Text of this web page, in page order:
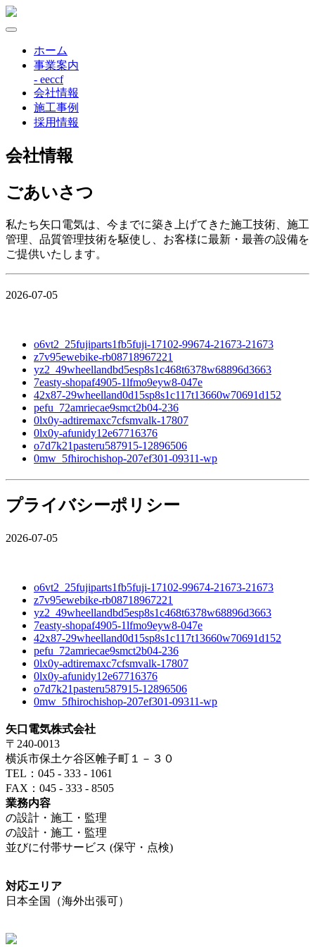
ホーム
事業案内
- eeccf
会社情報
施工事例
採用情報
会社情報
ごあいさつ
私たち矢口電気は、今までに築き上げてきた施工技術、施工
管理、品質管理技術を駆使し、お客様に最新・最善の設備を
ご提供いたします。
2026-07-05
o6vt2_25fujiparts1fb5fuji-17102-99674-21673-21673
z7v95ewebike-rb08718967221
yz2_49wheellandbd5esp8s1c468t6378w68896d3663
7easty-shopaf4905-1lfmo9eyw8-047e
42x87-29wheelland0d15sp8s1c117t13660w70691d152
pefu_72amriecae9smct2b04-236
0lx0y-adtiremaxc7cfsmvalk-17807
0lx0y-afunidy12e67716376
o7d7k21pasteru587915-12896506
0mw_5fhirochishop-207ef301-09311-wp
プライバシーポリシー
2026-07-05
o6vt2_25fujiparts1fb5fuji-17102-99674-21673-21673
z7v95ewebike-rb08718967221
yz2_49wheellandbd5esp8s1c468t6378w68896d3663
7easty-shopaf4905-1lfmo9eyw8-047e
42x87-29wheelland0d15sp8s1c117t13660w70691d152
pefu_72amriecae9smct2b04-236
0lx0y-adtiremaxc7cfsmvalk-17807
0lx0y-afunidy12e67716376
o7d7k21pasteru587915-12896506
0mw_5fhirochishop-207ef301-09311-wp
矢口電気株式会社
〒240-0013
横浜市保土ケ谷区帷子町１－３０
TEL：045 - 333 - 1061
FAX：045 - 333 - 8505
業務内容
の設計・施工・監理
の設計・施工・監理
並びに付帯サービス (保守・点検)
対応エリア
日本全国（海外出張可）